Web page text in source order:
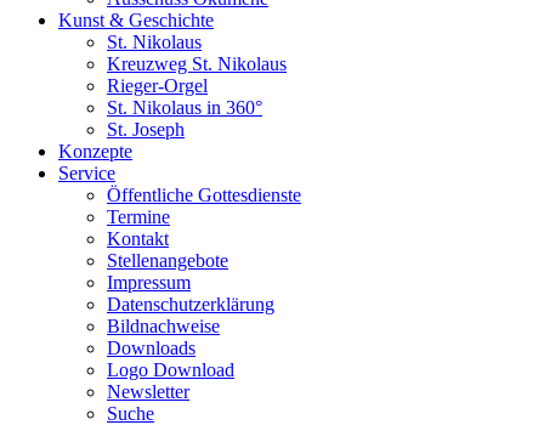
Kunst & Geschichte
St. Nikolaus
Kreuzweg St. Nikolaus
Rieger-Orgel
St. Nikolaus in 360°
St. Joseph
Konzepte
Service
Öffentliche Gottesdienste
Termine
Kontakt
Stellenangebote
Impressum
Datenschutzerklärung
Bildnachweise
Downloads
Logo Download
Newsletter
Suche